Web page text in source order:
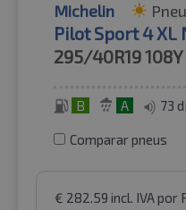
Michelin
Pilot Sport 4 XL
295/40R19108Y
B A 73
Comparar pneus
€ 282.59 incl. IVApor